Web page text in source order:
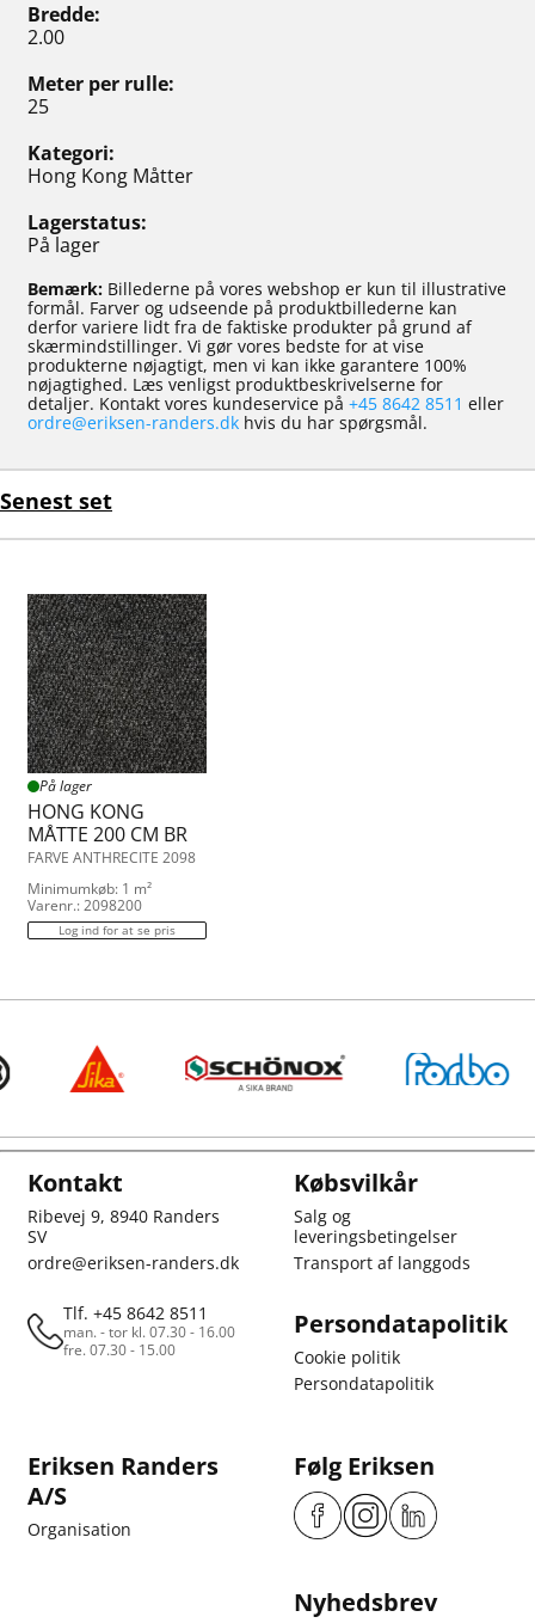
Bredde
2.00
Meter per rulle
25
Kategori
Hong Kong Måtter
Lagerstatus
På lager
Bemærk: Billederne på vores webshop er kun til illustrative
formål. Farver og udseende på produktbillederne kan
derfor variere lidt fra de faktiske produkter på grund af
skærmindstillinger. Vi gør vores bedste for at vise
produkterne nøjagtigt, men vi kan ikke garantere 100%
nøjagtighed. Læs venligst produktbeskrivelserne for
detaljer. Kontakt vores kundeservice på +45 8642 8511 eller
ordre@eriksen-randers.dk hvis du har spørgsmål.
Senest set
På lager
HONG KONG
MÅTTE 200 CM BR
FARVE ANTHRECITE 2098
Minimumkøb: 1 m²
Varenr.: 2098200
Log ind for at se pris
Kontakt
Ribevej 9, 8940 Randers
SV
ordre@eriksen-randers.dk
Tlf. +45 8642 8511
man. - tor kl. 07.30 - 16.00
fre. 07.30 - 15.00
Købsvilkår
Salg og
leveringsbetingelser
Transport af langgods
Persondatapolitik
Cookie politik
Persondatapolitik
Eriksen Randers
A/S
Organisation
Følg Eriksen
Nyhedsbrev